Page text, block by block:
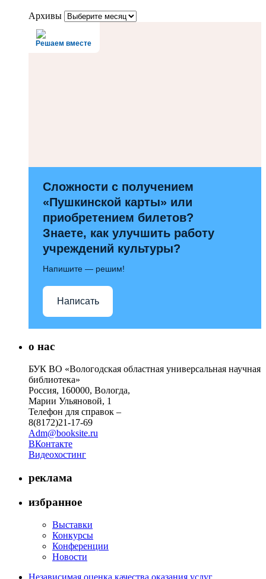
Архивы
Решаем вместе
Сложности с получением
«Пушкинской карты» или
приобретением билетов?
Знаете, как улучшить работу
учреждений культуры?
Напишите — решим!
Написать
о нас
БУК ВО «Вологодская областная универсальная научная
библиотека»
Россия, 160000, Вологда,
Марии Ульяновой, 1
Телефон для справок –
8(8172)21-17-69
Adm@booksite.ru
ВКонтакте
Видеохостинг
реклама
избранное
Выставки
Конкурсы
Конференции
Новости